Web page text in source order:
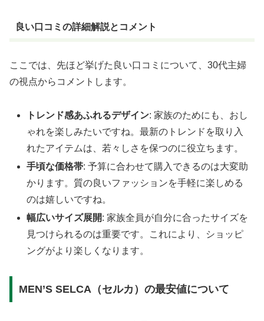
良い口コミの詳細解説とコメント
ここでは、先ほど挙げた良い口コミについて、30代主婦
の視点からコメントします。
トレンド感あふれるデザイン: 家族のためにも、おし
ゃれを楽しみたいですね。最新のトレンドを取り入
れたアイテムは、若々しさを保つのに役立ちます。
手頃な価格帯: 予算に合わせて購入できるのは大変助
かります。質の良いファッションを手軽に楽しめる
のは嬉しいですね。
幅広いサイズ展開: 家族全員が自分に合ったサイズを
見つけられるのは重要です。これにより、ショッピ
ングがより楽しくなります。
MEN’S SELCA（セルカ）の最安値について